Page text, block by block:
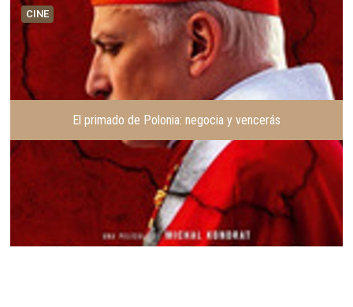
CINE
El primado de Polonia: negocia y vencerás